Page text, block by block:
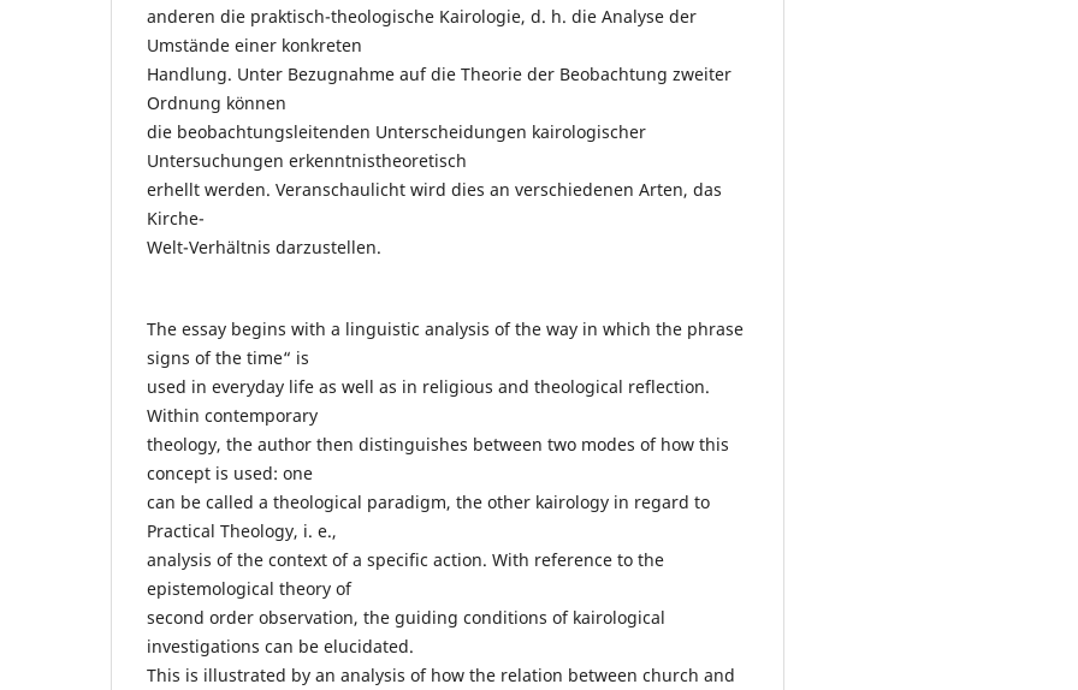
anderen die praktisch-theologische Kairologie, d. h. die Analyse der
Umstände einer konkreten
Handlung. Unter Bezugnahme auf die Theorie der Beobachtung zweiter
Ordnung können
die beobachtungsleitenden Unterscheidungen kairologischer
Untersuchungen erkenntnistheoretisch
erhellt werden. Veranschaulicht wird dies an verschiedenen Arten, das
Kirche-
Welt-Verhältnis darzustellen.
The essay begins with a linguistic analysis of the way in which the phrase
signs of the time“ is
used in everyday life as well as in religious and theological reflection.
Within contemporary
theology, the author then distinguishes between two modes of how this
concept is used: one
can be called a theological paradigm, the other kairology in regard to
Practical Theology, i. e.,
analysis of the context of a specific action. With reference to the
epistemological theory of
second order observation, the guiding conditions of kairological
investigations can be elucidated.
This is illustrated by an analysis of how the relation between church and